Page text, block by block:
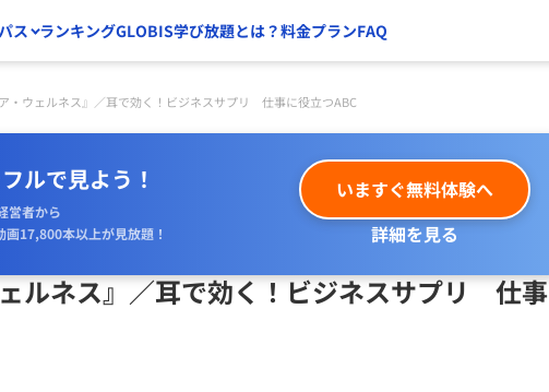
ス ランキングGLOBIS学び放題とは？料金プランFAQ
ア・ウェルネス』／耳で効く！ビジネスサプリ 仕事に役立つABC
ルで見よう！
営者から
17,800本以上が見放題！
いますぐ無料体験へ
詳細を見る
ェルネス』／耳で効く！ビジネスサプリ 仕事